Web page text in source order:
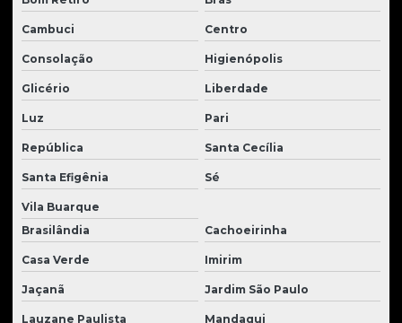
Manutenção de Material Rodante de Tratores
Manutenção de peças para tratores
Material rodante para trator de esteira
Material rodante para tratores
Mini escavadeira usada à venda
Motoniveladora à venda
Motor de giro escavadeira
Motor de tração escavadeira
Cambuci Centro
Consolação Higienópolis
Glicério Liberdade
Luz Pari
República Santa Cecília
Santa Efigênia Sé
Vila Buarque
Brasilândia
Cachoeirinha
Casa Verde Imirim
Jaçanã Jardim São Paulo
Lauzane Paulista Mandaqui